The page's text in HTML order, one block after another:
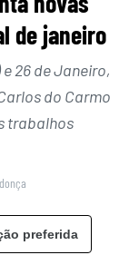
de janeiro
26 de Janeiro,
do Carmo
trabalhos
preferida